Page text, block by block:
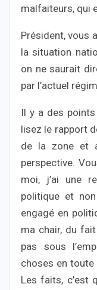
malfaiteurs, qui
Président, vous
la situation
on ne saurait
par l’actuel
Il y a des
lisez le rapport
de la zone et
perspective.
moi, j’ai une
politique et
engagé en
ma chair, du
pas sous
choses en
Les faits, c’est